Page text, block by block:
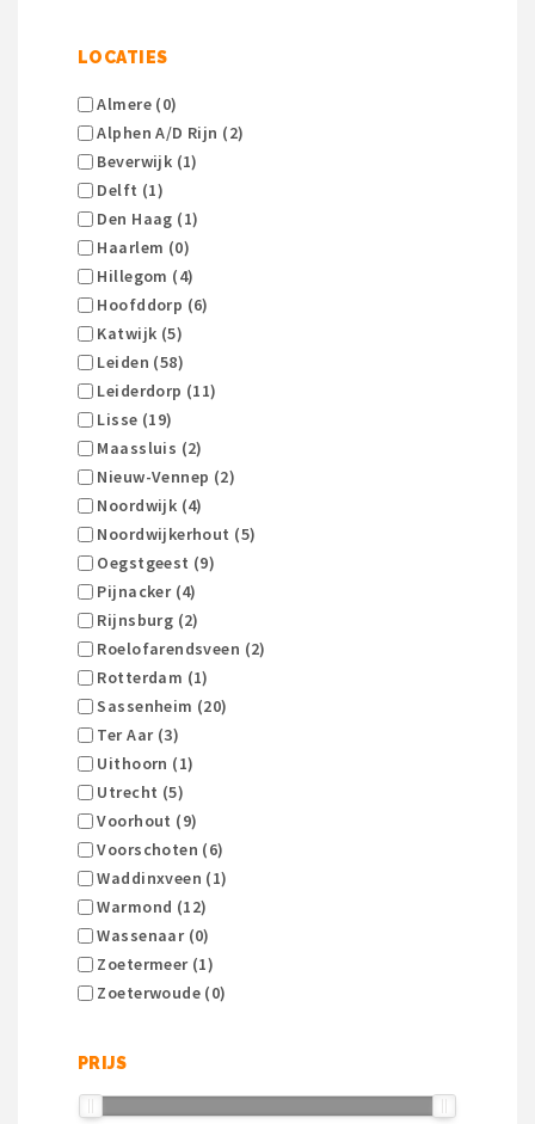
LOCATIES
Almere (0)
Alphen A/d Rijn (2)
Beverwijk (1)
Delft (1)
Den Haag (1)
Haarlem (0)
Hillegom (4)
Hoofddorp (6)
Katwijk (5)
Leiden (58)
Leiderdorp (11)
Lisse (19)
Maassluis (2)
Nieuw-Vennep (2)
Noordwijk (4)
Noordwijkerhout (5)
Oegstgeest (9)
Pijnacker (4)
Rijnsburg (2)
Roelofarendsveen (2)
Rotterdam (1)
Sassenheim (20)
Ter Aar (3)
Uithoorn (1)
Utrecht (5)
Voorhout (9)
Voorschoten (6)
Waddinxveen (1)
Warmond (12)
Wassenaar (0)
Zoetermeer (1)
Zoeterwoude (0)
PRIJS